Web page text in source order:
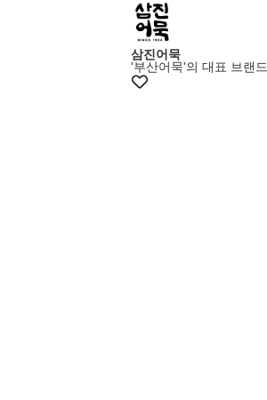
+15%쿠폰
삼진어묵
'부산어묵'의 대표 브랜드